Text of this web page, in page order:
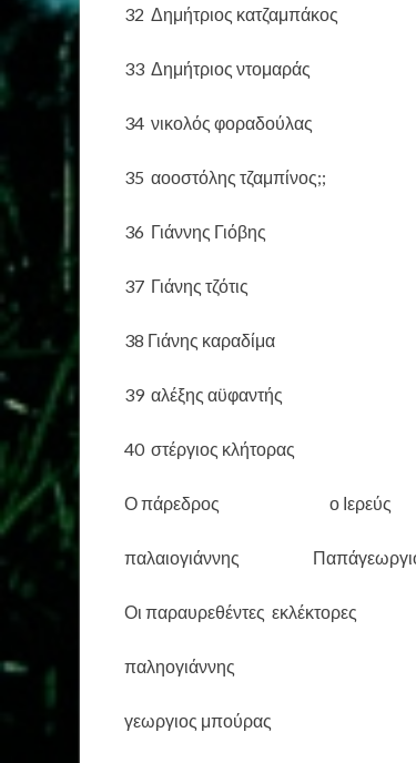
32 Δημήτριος κατζαμπάκος
33 Δημήτριος ντομαράς
34 νικολός φοραδούλας
35 αοοστόλης τζαμπίνος;;
36 Γιάννης Γιόβης
37 Γιάνης τζότις
38 Γιάνης καραδίμα
39 αλέξης αϋφαντής
40 στέργιος κλήτορας
Ο πάρεδρος ο Ιερεύς
παλαιογιάννης
Οι παραυρεθέντες εκλέκτορες
παληογιάννης
γεωργιος μπούρας